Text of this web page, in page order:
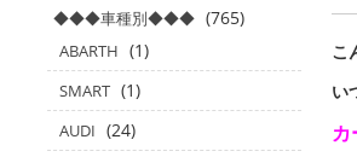
こ
い
カ
◆◆◆車種別◆◆◆ (765)
ABARTH (1)
SMART (1)
AUDI (24)